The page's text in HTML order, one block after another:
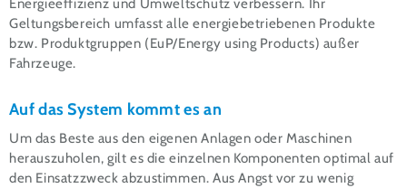
Geltungsbereich umfasst alle energiebetriebenen Produkte
bzw. Produktgruppen (EuP/Energy using Products) außer
Fahrzeuge.
Auf das System kommt es an
Um das Beste aus den eigenen Anlagen oder Maschinen
herauszuholen, gilt es die einzelnen Komponenten optimal auf
den Einsatzzweck abzustimmen. Aus Angst vor zu wenig